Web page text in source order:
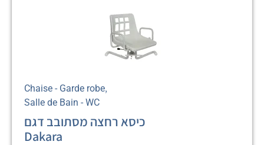
Chaise - Garde robe,
Salle de Bain - WC
כיסא רחצה מסתובב דגם
Dakara